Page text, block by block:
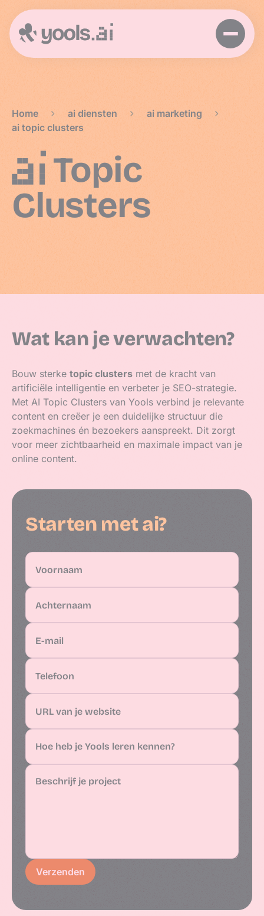
Home > ai diensten > ai marketing
>
ai topic clusters
AITopic
Clusters
Wat kan je verwachten?
Bouw sterke topic clusters met de kracht van
artificiële intelligentie en verbeter je SEO-strategie.
Met AI Topic Clusters van Yools verbind je relevante
content en creëer je een duidelijke structuur die
zoekmachines én bezoekers aanspreekt. Dit zorgt
voor meer zichtbaarheid en maximale impact van je
online content.
Starten met ai?